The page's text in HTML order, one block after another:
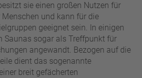
sie einen großen Nutzen für
und kann für die
geeignet sein. In einigen
Saunas sogar als Treffpunkt für
angewandt. Bezogen auf die
dient das sogenannte
breit gefächerten